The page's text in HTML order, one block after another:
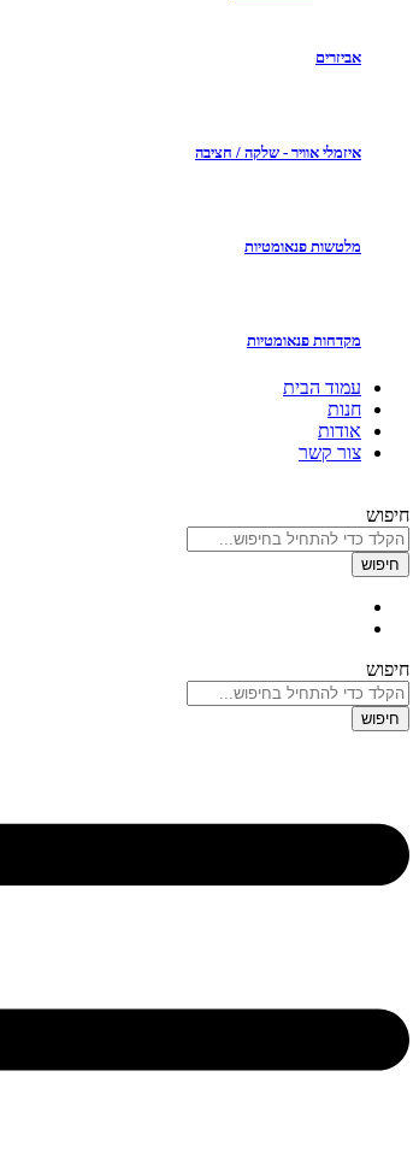
אביזרים
איזמלי אוויר - שלקה / חציבה
מלטשות פנאומטיות
מקדחות פנאומטיות
עמוד הבית
חנות
אודות
צור קשר
חיפוש
חיפוש
חיפוש
חיפוש